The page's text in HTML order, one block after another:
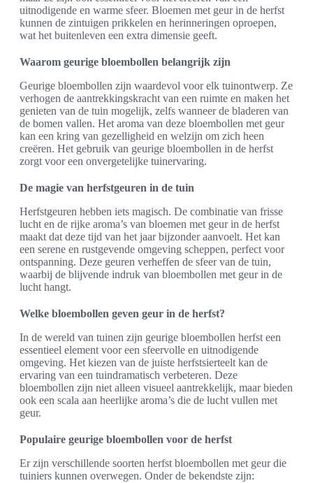
uitnodigende en warme sfeer. Bloemen met geur in de herfst
kunnen de zintuigen prikkelen en herinneringen oproepen,
wat het buitenleven een extra dimensie geeft.
Waarom geurige bloembollen belangrijk zijn
Geurige bloembollen zijn waardevol voor elk tuinontwerp. Ze
verhogen de aantrekkingskracht van een ruimte en maken het
genieten van de tuin mogelijk, zelfs wanneer de bladeren van
de bomen vallen. Het aroma van deze bloembollen met geur
kan een kring van gezelligheid en welzijn om zich heen
creëren. Het gebruik van geurige bloembollen in de herfst
zorgt voor een onvergetelijke tuinervaring.
De magie van herfstgeuren in de tuin
Herfstgeuren hebben iets magisch. De combinatie van frisse
lucht en de rijke aroma’s van bloemen met geur in de herfst
maakt dat deze tijd van het jaar bijzonder aanvoelt. Het kan
een serene en rustgevende omgeving scheppen, perfect voor
ontspanning. Deze geuren verheffen de sfeer van de tuin,
waarbij de blijvende indruk van bloembollen met geur in de
lucht hangt.
Welke bloembollen geven geur in de herfst?
In de wereld van tuinen zijn geurige bloembollen herfst een
essentieel element voor een sfeervolle en uitnodigende
omgeving. Het kiezen van de juiste herfstsierteelt kan de
ervaring van een tuindramatisch verbeteren. Deze
bloembollen zijn niet alleen visueel aantrekkelijk, maar bieden
ook een scala aan heerlijke aroma’s die de lucht vullen met
geur.
Populaire geurige bloembollen voor de herfst
Er zijn verschillende soorten herfst bloembollen met geur die
tuiniers kunnen overwegen. Onder de bekendste zijn: